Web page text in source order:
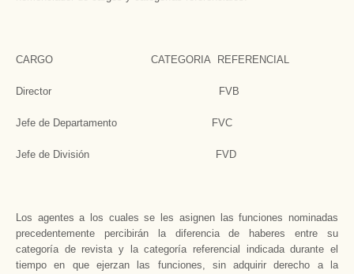
CARGO CATEGORIA REFERENCIAL
Director FVB
Jefe de Departamento FVC
Jefe de División FVD
Los agentes a los cuales se les asignen las funciones nominadas
precedentemente percibirán la diferencia de haberes entre su
categoría de revista y la categoría referencial indicada durante el
tiempo en que ejerzan las funciones, sin adquirir derecho a la